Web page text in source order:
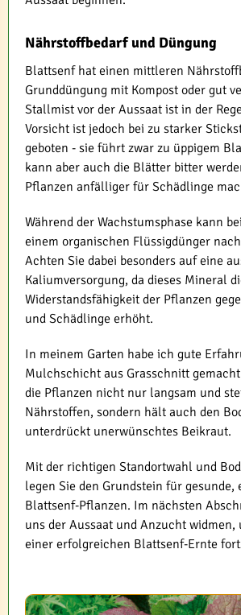
Nährstoffbedarf und Düngung
Blattsenf hat einen mittleren
Grunddüngung mit Kompost oder gut
Stallmist vor der Aussaat ist in der
Vorsicht ist jedoch bei zu starker
geboten - sie führt zwar zu üppigem
kann aber auch die Blätter bitter
Pflanzen anfälliger für Schädlinge
Während der Wachstumsphase kann
einem organischen Flüssigdünger
Achten Sie dabei besonders auf eine
Kaliumversorgung, da dieses Mineral
Widerstandsfähigkeit der Pflanzen
und Schädlinge erhöht.
In meinem Garten habe ich gute
Mulchschicht aus Grasschnitt
die Pflanzen nicht nur langsam und
Nährstoffen, sondern hält auch den
unterdrückt unerwünschtes Beikraut.
Mit der richtigen Standortwahl und
legen Sie den Grundstein für gesunde,
Blattsenf-Pflanzen. Im nächsten
uns der Aussaat und Anzucht widmen,
einer erfolgreichen Blattsenf-Ernte